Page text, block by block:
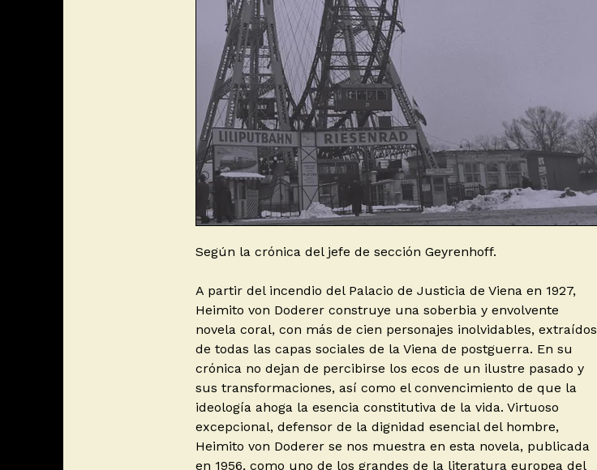
Según la crónica del jefe de sección Geyrenhoff.
A partir del incendio del Palacio de Justicia de Viena en 1927,
Heimito von Doderer construye una soberbia y envolvente
novela coral, con más de cien personajes inolvidables, extraídos
de todas las capas sociales de la Viena de postguerra. En su
crónica no dejan de percibirse los ecos de un ilustre pasado y
sus transformaciones, así como el convencimiento de que la
ideología ahoga la esencia constitutiva de la vida. Virtuoso
excepcional, defensor de la dignidad esencial del hombre,
Heimito von Doderer se nos muestra en esta novela, publicada
en 1956, como uno de los grandes de la literatura europea del